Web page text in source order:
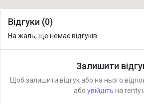
Відгуки (0)
На жаль, ще немає відгуків.
Залишити
Щоб залишити відгук або на нього
або увійдіть на